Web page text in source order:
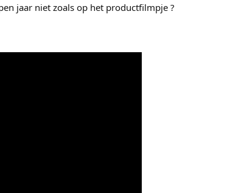
jaar niet zoals op het productfilmpje ?